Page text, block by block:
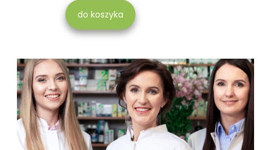
do koszyka